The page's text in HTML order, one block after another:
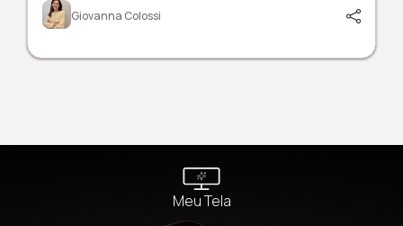
Giovanna Colossi
Meu Tela